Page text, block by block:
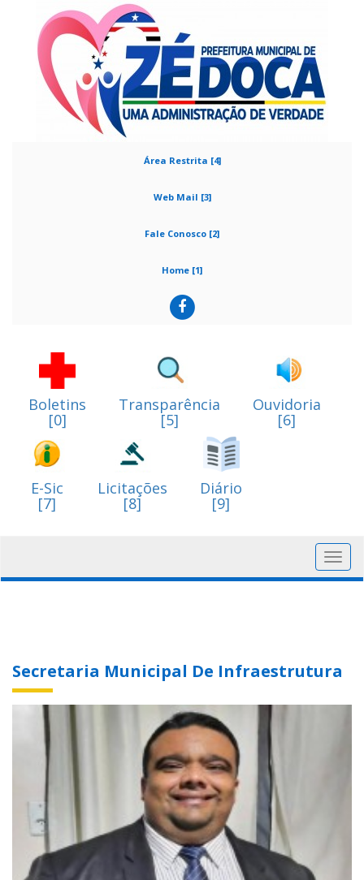
Área Restrita [4]
Web Mail [3]
Fale Conosco [2]
Home [1]
Boletins
[0]
Transparência
[5]
Ouvidoria
[6]
E-Sic
[7]
Licitações
[8]
Diário
[9]
Secretaria Municipal De Infraestrutura